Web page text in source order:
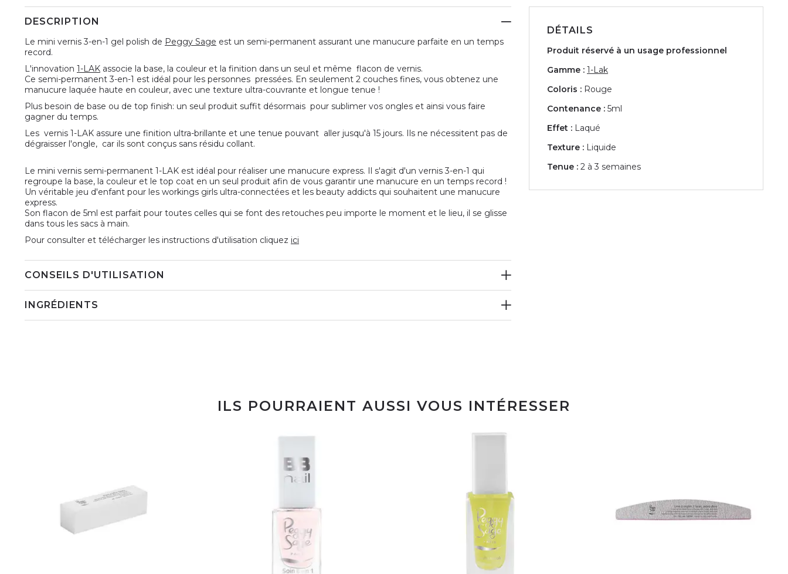
DESCRIPTION
Le mini vernis 3-en-1 gel polish de Peggy Sage est un semi-permanent assurant une manucure parfaite en un temps
record.
L'innovation 1-LAK associe la base, la couleur et la finition dans un seul et même flacon de vernis.
Ce semi-permanent 3-en-1 est idéal pour les personnes pressées. En seulement 2 couches fines, vous obtenez une
manucure laquée haute en couleur, avec une texture ultra-couvrante et longue tenue !
Plus besoin de base ou de top finish: un seul produit suffit désormais pour sublimer vos ongles et ainsi vous faire
gagner du temps.
Les vernis 1-LAK assure une finition ultra-brillante et une tenue pouvant aller jusqu'à 15 jours. Ils ne nécessitent pas de
dégraisser l'ongle, car ils sont conçus sans résidu collant.
Le mini vernis semi-permanent 1-LAK est idéal pour réaliser une manucure express. Il s'agit d'un vernis 3-en-1 qui
regroupe la base, la couleur et le top coat en un seul produit afin de vous garantir une manucure en un temps record !
Un véritable jeu d'enfant pour les workings girls ultra-connectées et les beauty addicts qui souhaitent une manucure
express.
Son flacon de 5ml est parfait pour toutes celles qui se font des retouches peu importe le moment et le lieu, il se glisse
dans tous les sacs à main.
Pour consulter et télécharger les instructions d'utilisation cliquez ici
CONSEILS D'UTILISATION
INGRÉDIENTS
DÉTAILS
Produit réservé à un usage professionnel
Gamme : 1-Lak
Coloris : Rouge
Contenance : 5ml
Effet : Laqué
Texture : Liquide
Tenue : 2 à 3 semaines
ILS POURRAIENT AUSSI VOUS INTÉRESSER